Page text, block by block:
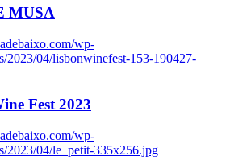
MUSA
wp-
2023/04/lisbonwinefest-153-190427-
Fest 2023
wp-
2023/04/le_petit-335x256.jpg